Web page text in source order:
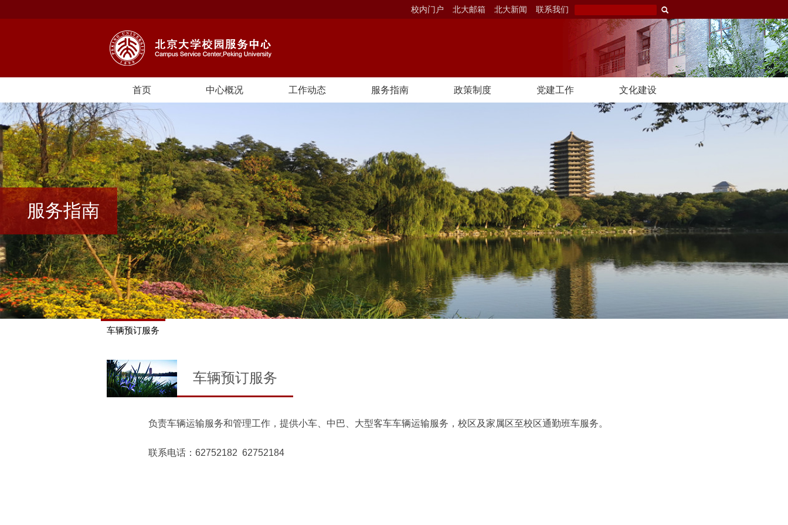
校内门户 北大邮箱 北大新闻 联系我们
首页 中心概况 工作动态 服务指南 政策制度 党建工作 文化建设
服务指南
车辆预订服务
车辆预订服务
负责车辆运输服务和管理工作，提供小车、中巴、大型客车车辆运输服务，校区及家属区至校区通勤班车服务。
联系电话： 62752182 62752184